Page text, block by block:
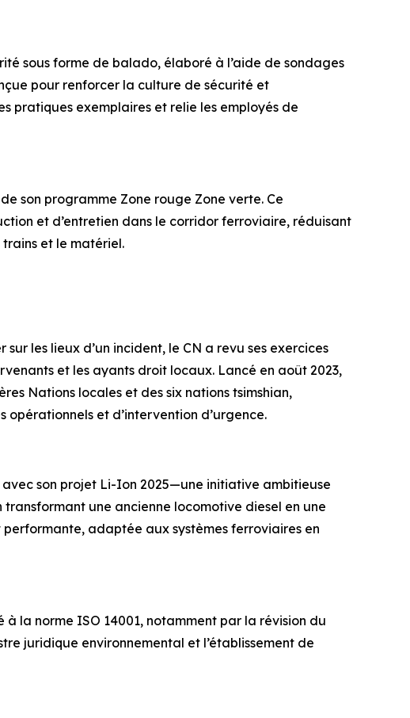
sous forme de balado, élaboré à l’aide de sondages
pour renforcer la culture de sécurité et
pratiques exemplaires et relie les employés de
son programme Zone rouge Zone verte. Ce
et d’entretien dans le corridor ferroviaire, réduisant
et le matériel.
les lieux d’un incident, le CN a revu ses exercices
et les ayants droit locaux. Lancé en août 2023,
Nations locales et des six nations tsimshian,
et d’intervention d’urgence.
son projet Li-Ion 2025—une initiative ambitieuse
une ancienne locomotive diesel en une
adaptée aux systèmes ferroviaires en
la norme ISO 14001, notamment par la révision du
juridique environnemental et l’établissement de